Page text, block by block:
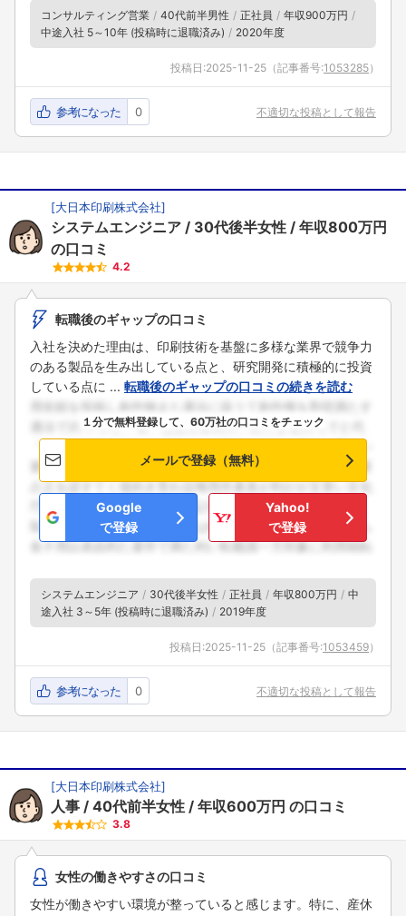
フォローしました
こちらの企業もフォローしませんか？
コンサルティング営業 40代前半男性 正社員
年収900万円
中途入社 5～10年 (投稿時に退職済み)
2020年度
投稿日:2025-11-25 （記事番号:1053285）
参考になった 0 不適切な投稿として報告
[大日本印刷株式会社]
システムエンジニア 30代後半女性
年収800万円
の口コミ
4.2
転職後のギャップの口コミ
入社を決めた理由は、印刷技術を基盤に多様な業界で競争力
のある製品を生み出している点と、研究開発に積極的に投資
している点に ... 転職後のギャップの口コミの続きを読む
１分で無料登録して、60万社の口コミをチェック
メールで登録（無料）
Google
で登録
Yahoo!
で登録
システムエンジニア 30代後半女性 正社員 年収800万円
中
途入社 3～5年 (投稿時に退職済み)
2019年度
投稿日:2025-11-25 （記事番号:1053459）
参考になった 0 不適切な投稿として報告
[大日本印刷株式会社]
人事 40代前半女性 年収600万円 の口コミ
3.8
女性の働きやすさの口コミ
女性が働きやすい環境が整っていると感じます。特に、産休